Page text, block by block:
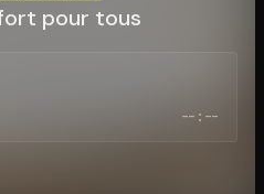
pour tous
--:--